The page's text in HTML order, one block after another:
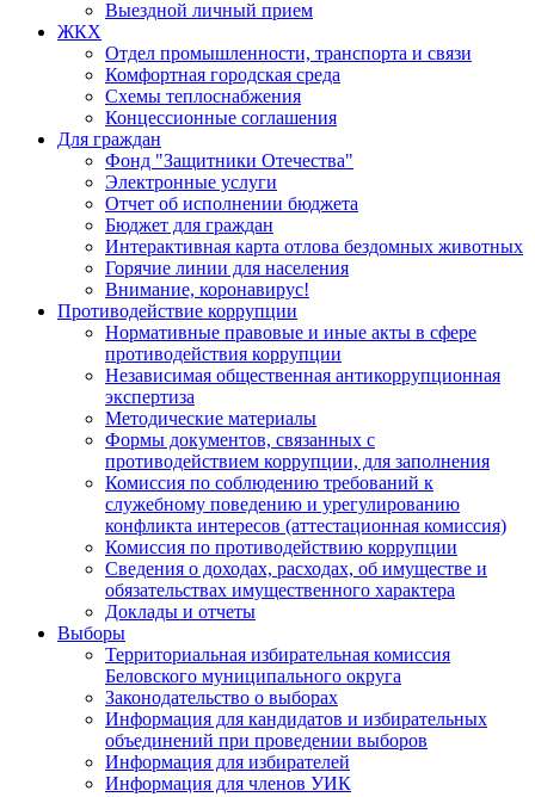
Выездной личный прием
ЖКХ
Отдел промышленности, транспорта и связи
Комфортная городская среда
Схемы теплоснабжения
Концессионные соглашения
Для граждан
Фонд "Защитники Отечества"
Электронные услуги
Отчет об исполнении бюджета
Бюджет для граждан
Интерактивная карта отлова бездомных животных
Горячие линии для населения
Внимание, коронавирус!
Противодействие коррупции
Нормативные правовые и иные акты в сфере
противодействия коррупции
Независимая общественная антикоррупционная
экспертиза
Методические материалы
Формы документов, связанных с
противодействием коррупции, для заполнения
Комиссия по соблюдению требований к
служебному поведению и урегулированию
конфликта интересов (аттестационная комиссия)
Комиссия по противодействию коррупции
Сведения о доходах, расходах, об имуществе и
обязательствах имущественного характера
Доклады и отчеты
Выборы
Территориальная избирательная комиссия
Беловского муниципального округа
Законодательство о выборах
Информация для кандидатов и избирательных
объединений при проведении выборов
Информация для избирателей
Информация для членов УИК